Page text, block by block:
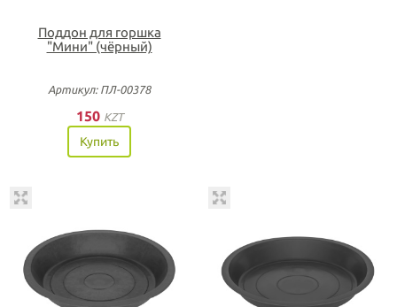
Поддон для горшка
"Мини" (чёрный)
Артикул: ПЛ-00378
150 KZT
Купить